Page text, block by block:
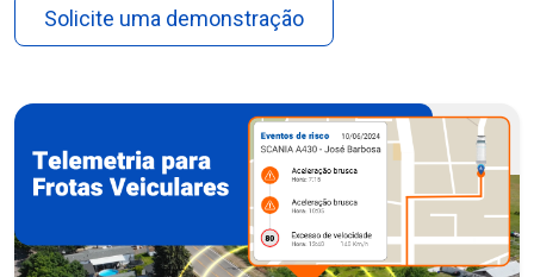
Solicite uma demonstração